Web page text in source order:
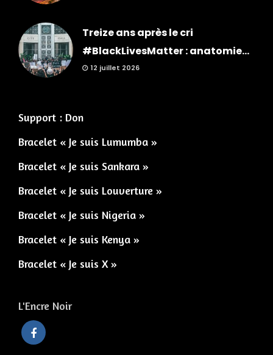
Treize ans après le cri
#BlackLivesMatter : anatomie...
12 juillet 2026
Support : Don
Bracelet « Je suis Lumumba »
Bracelet « Je suis Sankara »
Bracelet « Je suis Louverture »
Bracelet « Je suis Nigeria »
Bracelet « Je suis Kenya »
Bracelet « Je suis X »
L'Encre Noir